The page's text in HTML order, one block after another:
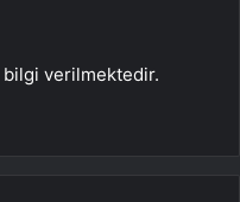
bilgi verilmektedir.